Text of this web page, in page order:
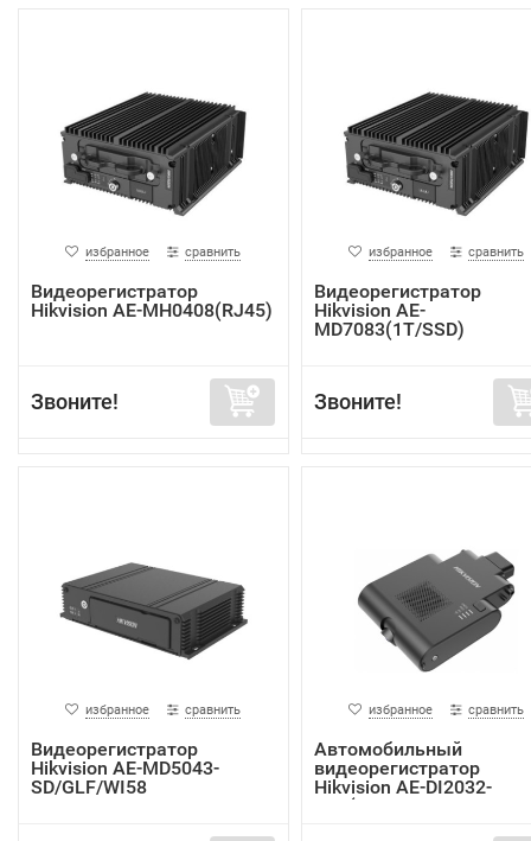
избранное сравнить
Видеорегистратор
Hikvision AE-MH0408(RJ45)
Звоните!
избранное сравнить
Видеорегистратор
Hikvision AE-
MD7083(1T/SSD)
Звоните!
избранное сравнить
Видеорегистратор
Hikvision AE-MD5043-
SD/GLF/WI58
избранное сравнить
Автомобильный
видеорегистратор
Hikvision AE-DI2032-
G40(In...